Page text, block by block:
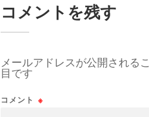
コメントを残す
メールアドレスが公開される
目です
コメント ※